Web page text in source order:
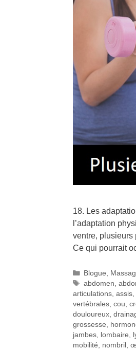
18. Les
l’adaptation
ventre, plusieurs
Ce qui pourrait
Blogue
abdomen ,
articulations assis
vertébrales cou
douloureux
grossesse
jambes
lombaire
mobilité
nombril